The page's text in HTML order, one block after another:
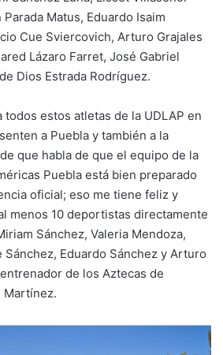
Matus, Eduardo Isaim
Cue Sviercovich, Arturo Grajales
Lázaro Farret, José Gabriel
Dios Estrada Rodríguez.
todos estos atletas de la UDLAP en
a Puebla y también a la
que habla de que el equipo de la
Puebla está bien preparado
oficial; eso me tiene feliz y
menos 10 deportistas directamente
Sánchez, Valeria Mendoza,
Sánchez, Eduardo Sánchez y Arturo
de los Aztecas de
Martínez.